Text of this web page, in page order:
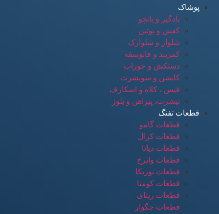
پوشاک
بادگیر و پانچو
کفش و پوتین
شلوار و شلوارک
کمربند و فانوسقه
دستکش و جوراب
کاپشن و سویشرت
فیس ، کلاه و اسکارف
تیشرت، پیراهن و بلوز
قطعات تفنگ
قطعات گامو
قطعات کرال
قطعات دیانا
قطعات وایرخ
قطعات نوریکا
قطعات کومتا
قطعات ریتای
قطعات جگوار